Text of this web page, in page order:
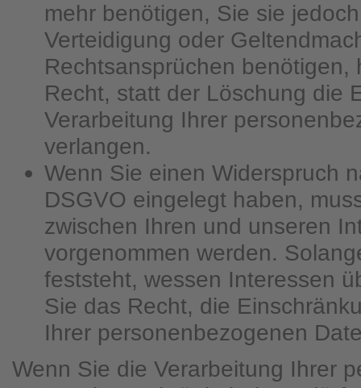
mehr benötigen, Sie sie
Verteidigung oder
Rechtsansprüchen benötigen,
Recht, statt der Löschung die
Verarbeitung Ihrer
verlangen.
Wenn Sie einen Widerspruch
DSGVO eingelegt haben,
zwischen Ihren und unseren
vorgenommen werden.
feststeht, wessen Interessen
Sie das Recht, die
Ihrer personenbezogenen
Wenn Sie die Verarbeitung Ihrer